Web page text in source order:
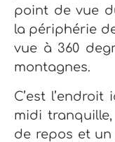
point de vue
la périphérie
vue à 360
montagnes.
C’est
midi
de repos et un